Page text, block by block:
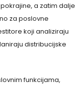
a zatim dalje
za poslovne
koji analiziraju
distribucijske
funkcijama,